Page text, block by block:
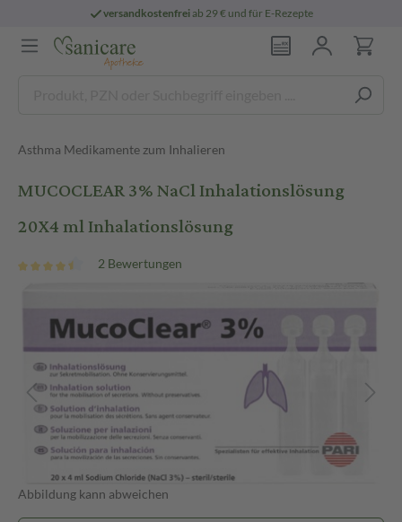
versandkostenfreiab 29 € und für E-Rezepte
Asthma Medikamente zum Inhalieren
MUCOCLEAR 3% NaCl Inhalationslösung
20X4 ml Inhalationslösung
2 Bewertungen
Abbildung kann abweichen